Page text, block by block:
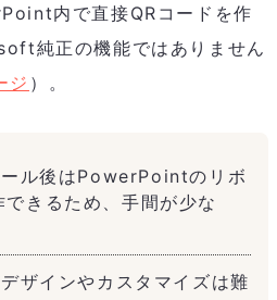
内で直接QRコードを作
純正の機能ではありません
ジ ）。
ル後はPowerPointのリボ
きるため、手間が少な
ザインやカスタマイズは難